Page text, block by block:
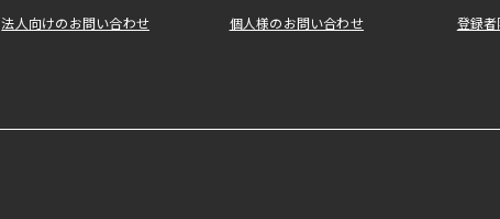
法人向けのお問い合わせ 個人様のお問い合わせ 登録者